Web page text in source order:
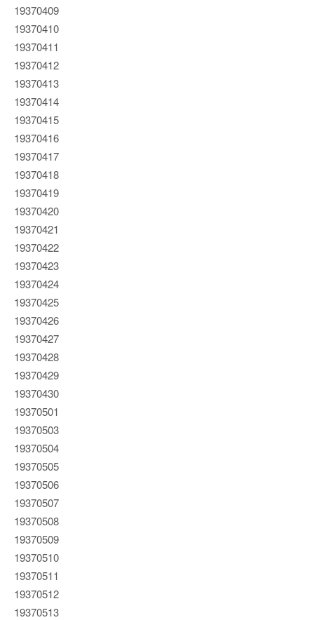
19370409
19370410
19370411
19370412
19370413
19370414
19370415
19370416
19370417
19370418
19370419
19370420
19370421
19370422
19370423
19370424
19370425
19370426
19370427
19370428
19370429
19370430
19370501
19370503
19370504
19370505
19370506
19370507
19370508
19370509
19370510
19370511
19370512
19370513